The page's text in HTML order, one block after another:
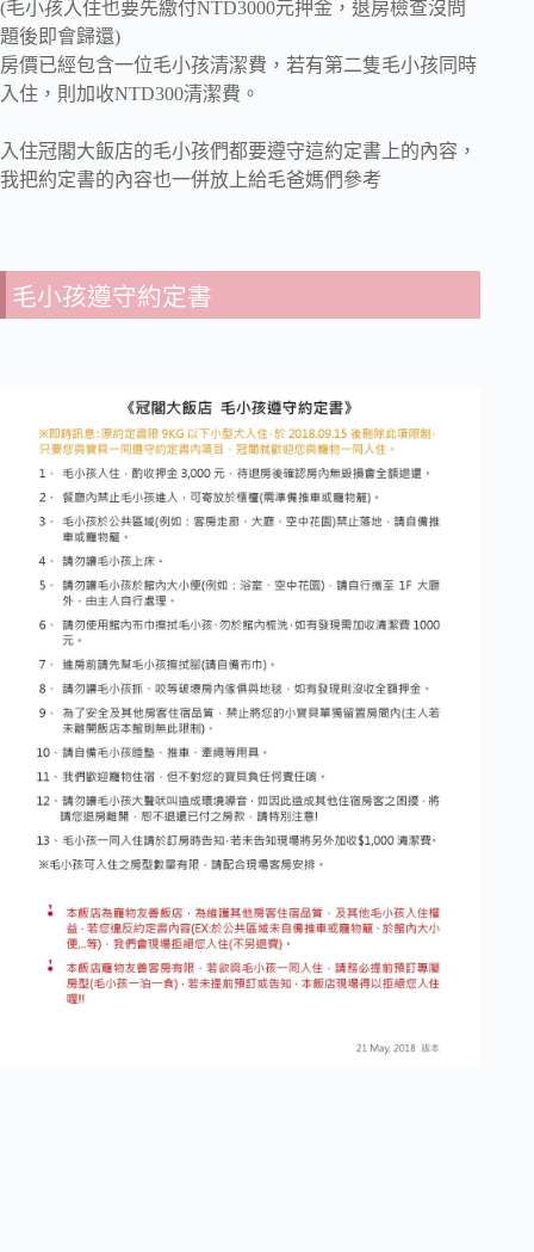
(毛小孩入住也要先繳付NTD3000元押金，退房檢查沒問
題後即會歸還)
房價已經包含一位毛小孩清潔費，若有第二隻毛小孩同時
入住，則加收NTD300清潔費。
入住冠閣大飯店的毛小孩們都要遵守這約定書上的內容，
我把約定書的內容也一併放上給毛爸媽們參考
毛小孩遵守約定書